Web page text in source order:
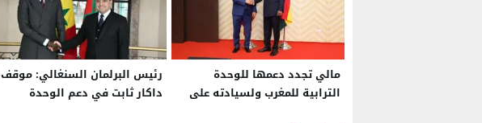
مالي تجدد دعمها للوحدة
الترابية للمغرب ولسيادته على
رئيس البرلمان السنغالي: موقف
داكار ثابت في دعم الوحدة